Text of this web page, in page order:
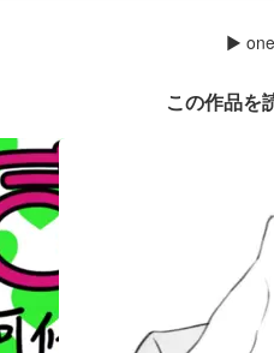
▶
この作品を